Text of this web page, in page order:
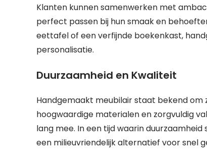
Klanten kunnen samenwerken met
perfect passen bij hun smaak en
eettafel of een verfijnde boekenkast,
personalisatie.
Duurzaamheid en Kwaliteit
Handgemaakt meubilair staat bekend om
hoogwaardige materialen en zorgvuldig
lang mee. In een tijd waarin
een milieuvriendelijk alternatief voor snel